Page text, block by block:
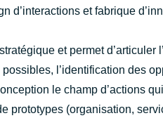
d’interactions et fabrique
et permet
possibles, l’identification des
le champ d’actions
prototypes (organisation,